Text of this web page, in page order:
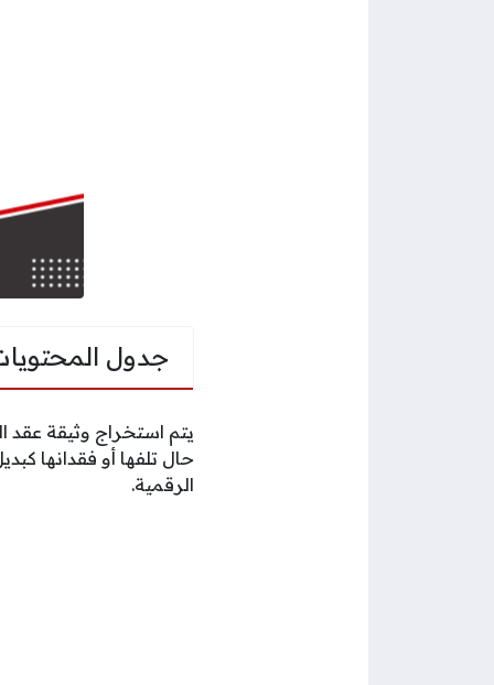
جدول
يتم استخراج وثيقة
حال تلفها أو فقدانها
الرقمية.